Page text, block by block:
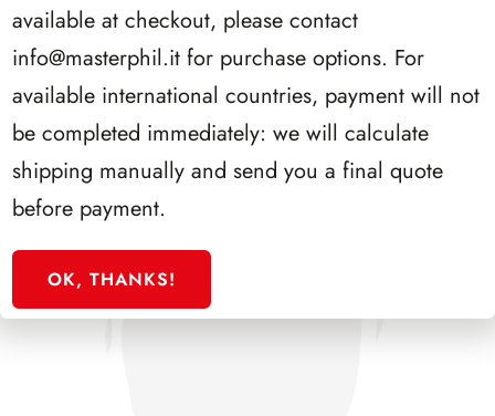
available at checkout, please contact
info@masterphil.it for purchase options. For
available international countries, payment will not
be completed immediately: we will calculate
shipping manually and send you a final quote
before payment.
OK, THANKS!